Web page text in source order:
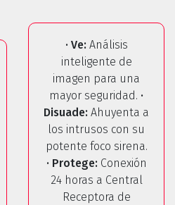
· Ve: Análisis
inteligente de
imagen para una
mayor seguridad. ·
Disuade: Ahuyenta a
los intrusos con su
potente foco sirena.
· Protege: Conexión
24 horas a Central
Receptora de